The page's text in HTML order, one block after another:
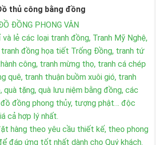
thủ công bằng đồng
ĐỒNG PHONG VÂN
và lẻ các loại tranh đồng, Tranh Mỹ Nghệ,
tranh đồng họa tiết Trống Đồng, tranh tứ
công, tranh mừng thọ, tranh cá chép
quê, tranh thuận buồm xuôi gió, tranh
quà tặng, quà lưu niệm bằng đồng, các
đồng phong thủy, tượng phật… độc
cả hợp lý nhất.
hàng theo yêu cầu thiết kế, theo phong
đáp ứng tốt nhất dành cho Quý khách.